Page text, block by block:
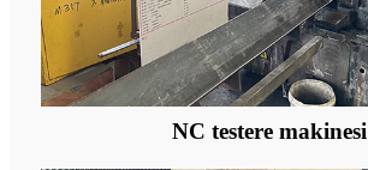
NC testere makinesi